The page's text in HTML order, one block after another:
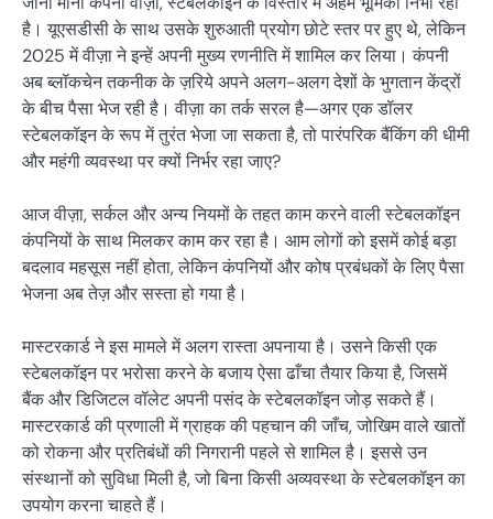
है। यूएसडीसी के साथ उसके शुरुआती प्रयोग छोटे स्तर पर हुए थे, लेकिन
2025 में वीज़ा ने इन्हें अपनी मुख्य रणनीति में शामिल कर लिया। कंपनी
अब ब्लॉकचेन तकनीक के ज़रिये अपने अलग-अलग देशों के भुगतान केंद्रों
के बीच पैसा भेज रही है। वीज़ा का तर्क सरल है—अगर एक डॉलर
स्टेबलकॉइन के रूप में तुरंत भेजा जा सकता है, तो पारंपरिक बैंकिंग की धीमी
और महंगी व्यवस्था पर क्यों निर्भर रहा जाए?
आज वीज़ा, सर्कल और अन्य नियमों के तहत काम करने वाली स्टेबलकॉइन
कंपनियों के साथ मिलकर काम कर रहा है। आम लोगों को इसमें कोई बड़ा
बदलाव महसूस नहीं होता, लेकिन कंपनियों और कोष प्रबंधकों के लिए पैसा
भेजना अब तेज़ और सस्ता हो गया है।
मास्टरकार्ड ने इस मामले में अलग रास्ता अपनाया है। उसने किसी एक
स्टेबलकॉइन पर भरोसा करने के बजाय ऐसा ढाँचा तैयार किया है, जिसमें
बैंक और डिजिटल वॉलेट अपनी पसंद के स्टेबलकॉइन जोड़ सकते हैं।
मास्टरकार्ड की प्रणाली में ग्राहक की पहचान की जाँच, जोखिम वाले खातों
को रोकना और प्रतिबंधों की निगरानी पहले से शामिल है। इससे उन
संस्थानों को सुविधा मिली है, जो बिना किसी अव्यवस्था के स्टेबलकॉइन का
उपयोग करना चाहते हैं।